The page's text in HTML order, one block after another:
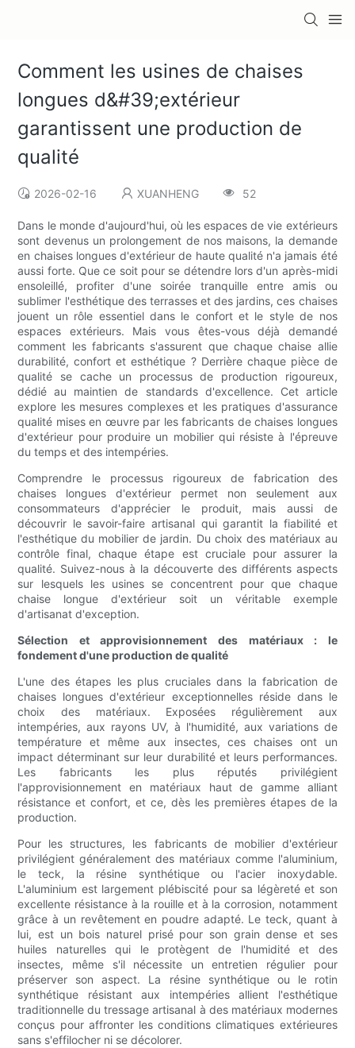
Comment les usines de chaises
longues d&#39;extérieur
garantissent une production de
qualité
2026-02-16 XUANHENG 52
Dans le monde d'aujourd'hui, où les espaces de vie extérieurs
sont devenus un prolongement de nos maisons, la demande
en chaises longues d'extérieur de haute qualité n'a jamais été
aussi forte. Que ce soit pour se détendre lors d'un après-midi
ensoleillé, profiter d'une soirée tranquille entre amis ou
sublimer l'esthétique des terrasses et des jardins, ces chaises
jouent un rôle essentiel dans le confort et le style de nos
espaces extérieurs. Mais vous êtes-vous déjà demandé
comment les fabricants s'assurent que chaque chaise allie
durabilité, confort et esthétique ? Derrière chaque pièce de
qualité se cache un processus de production rigoureux,
dédié au maintien de standards d'excellence. Cet article
explore les mesures complexes et les pratiques d'assurance
qualité mises en œuvre par les fabricants de chaises longues
d'extérieur pour produire un mobilier qui résiste à l'épreuve
du temps et des intempéries.
Comprendre le processus rigoureux de fabrication des
chaises longues d'extérieur permet non seulement aux
consommateurs d'apprécier le produit, mais aussi de
découvrir le savoir-faire artisanal qui garantit la fiabilité et
l'esthétique du mobilier de jardin. Du choix des matériaux au
contrôle final, chaque étape est cruciale pour assurer la
qualité. Suivez-nous à la découverte des différents aspects
sur lesquels les usines se concentrent pour que chaque
chaise longue d'extérieur soit un véritable exemple
d'artisanat d'exception.
Sélection et approvisionnement des matériaux : le
fondement d'une production de qualité
L'une des étapes les plus cruciales dans la fabrication de
chaises longues d'extérieur exceptionnelles réside dans le
choix des matériaux. Exposées régulièrement aux
intempéries, aux rayons UV, à l'humidité, aux variations de
température et même aux insectes, ces chaises ont un
impact déterminant sur leur durabilité et leurs performances.
Les fabricants les plus réputés privilégient
l'approvisionnement en matériaux haut de gamme alliant
résistance et confort, et ce, dès les premières étapes de la
production.
Pour les structures, les fabricants de mobilier d'extérieur
privilégient généralement des matériaux comme l'aluminium,
le teck, la résine synthétique ou l'acier inoxydable.
L'aluminium est largement plébiscité pour sa légèreté et son
excellente résistance à la rouille et à la corrosion, notamment
grâce à un revêtement en poudre adapté. Le teck, quant à
lui, est un bois naturel prisé pour son grain dense et ses
huiles naturelles qui le protègent de l'humidité et des
insectes, même s'il nécessite un entretien régulier pour
préserver son aspect. La résine synthétique ou le rotin
synthétique résistant aux intempéries allient l'esthétique
traditionnelle du tressage artisanal à des matériaux modernes
conçus pour affronter les conditions climatiques extérieures
sans s'effilocher ni se décolorer.